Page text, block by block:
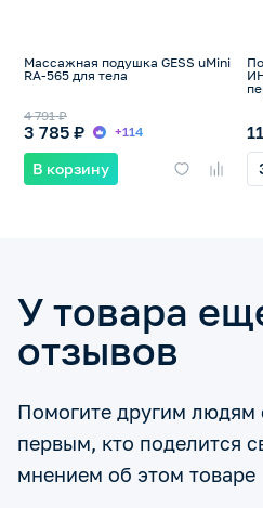
Массажная подушка GESS uMini
RA-565 для тела
3 785 ₽
4 791 ₽
+114
В корзину
У товара
отзывов
Помогите другим людям
первым, кто поделится
мнением об этом товаре